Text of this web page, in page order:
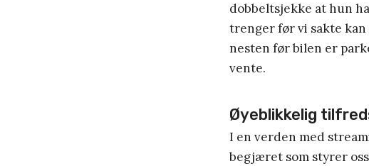
dobbeltsjekke at hun
trenger før vi sakte kan
nesten før bilen er
vente.
Øyeblikkelig
I en verden med
begjæret som styrer